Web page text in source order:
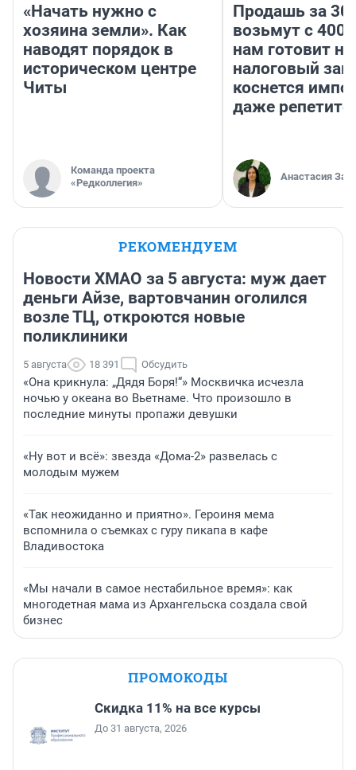
«Начать нужно с
хозяина земли». Как
наводят порядок в
историческом центре
Читы
Команда проекта
«Редколлегия»
Продашь за
возьмут с
нам готовит
налоговый
коснется
даже
Анастасия
РЕКОМЕНДУЕМ
Новости ХМАО за 5 августа: муж дает
деньги Айзе, вартовчанин оголился
возле ТЦ, откроются новые
поликлиники
5 августа 18 391 Обсудить
«Она крикнула: „Дядя Боря!“» Москвичка исчезла
ночью у океана во Вьетнаме. Что произошло в
последние минуты пропажи девушки
«Ну вот и всё»: звезда «Дома-2» развелась с
молодым мужем
«Так неожиданно и приятно». Героиня мема
вспомнила о съемках с гуру пикапа в кафе
Владивостока
«Мы начали в самое нестабильное время»: как
многодетная мама из Архангельска создала свой
бизнес
ПРОМОКОДЫ
Скидка 11% на все курсы
До 31 августа, 2026